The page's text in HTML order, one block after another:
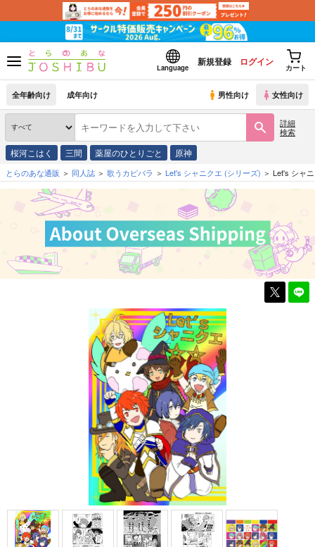
Language
新規登録 ログイン
カート
全年齢向け 成年向け 男性向け 女性向け
詳細
検索
桜河こはく 三間 薬屋のひとりごと 原神
とらのあな通販 同人誌 歌うカピバラ Let's シャニクエ (シリーズ) Let's シャ